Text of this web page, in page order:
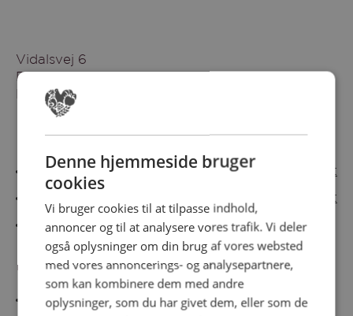
Vidalsvej 6
DK-9230 Svenstrup
Denmark
Besøg vores messesites
Cateringmesse Nord Cateringmesse Midt
Cateringmesse Øst
Cateringmesse Thy
Information
Cookiepolitk
Denne hjemmeside bruger
cookies
Vi bruger cookies til at tilpasse indhold,
annoncer og til at analysere vores trafik. Vi deler
også oplysninger om din brug af vores websted
med vores annoncerings- og analysepartnere,
som kan kombinere dem med andre
oplysninger, som du har givet dem, eller som de